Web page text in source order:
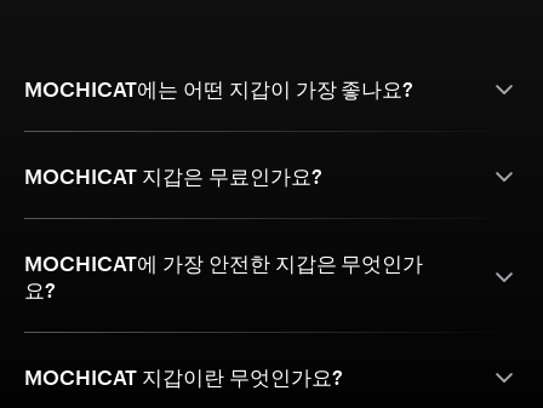
MOCHICAT에는 어떤 지갑이 가장 좋나요?
MOCHICAT 지갑은 무료인가요?
MOCHICAT에 가장 안전한 지갑은 무엇인가
요?
MOCHICAT 지갑이란 무엇인가요?